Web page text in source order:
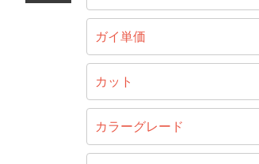
ガイ単価
カット
カラーグレード